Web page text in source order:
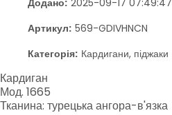
Додано: 2025-09-17 07:49:47
Артикул: 569-GDIVHNCN
Категорія: Кардигани, піджаки
Кардиган
Мод. 1665
Тканина: турецька ангора-в'язка